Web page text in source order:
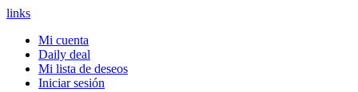
links
Mi cuenta
Daily deal
Mi lista de deseos
Iniciar sesión